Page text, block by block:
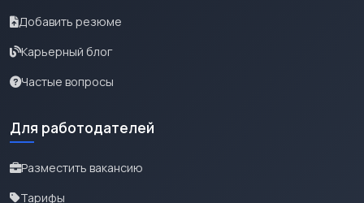
Добавить резюме
Карьерный блог
Частые вопросы
Для работодателей
Разместить вакансию
Тарифы